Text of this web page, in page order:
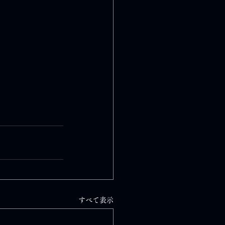
すべて表示